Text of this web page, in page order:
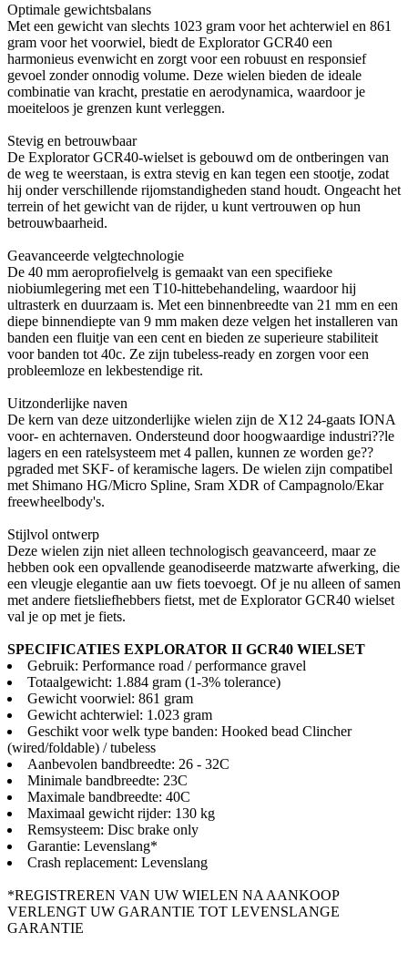
Optimale gewichtsbalans
Met een gewicht van slechts 1023 gram voor het achterwiel en 861
gram voor het voorwiel, biedt de Explorator GCR40 een
harmonieus evenwicht en zorgt voor een robuust en responsief
gevoel zonder onnodig volume. Deze wielen bieden de ideale
combinatie van kracht, prestatie en aerodynamica, waardoor je
moeiteloos je grenzen kunt verleggen.
Stevig en betrouwbaar
De Explorator GCR40-wielset is gebouwd om de ontberingen van
de weg te weerstaan, is extra stevig en kan tegen een stootje, zodat
hij onder verschillende rijomstandigheden stand houdt. Ongeacht het
terrein of het gewicht van de rijder, u kunt vertrouwen op hun
betrouwbaarheid.
Geavanceerde velgtechnologie
De 40 mm aeroprofielvelg is gemaakt van een specifieke
niobiumlegering met een T10-hittebehandeling, waardoor hij
ultrasterk en duurzaam is. Met een binnenbreedte van 21 mm en een
diepe binnendiepte van 9 mm maken deze velgen het installeren van
banden een fluitje van een cent en bieden ze superieure stabiliteit
voor banden tot 40c. Ze zijn tubeless-ready en zorgen voor een
probleemloze en lekbestendige rit.
Uitzonderlijke naven
De kern van deze uitzonderlijke wielen zijn de X12 24-gaats IONA
voor- en achternaven. Ondersteund door hoogwaardige industri??le
lagers en een ratelsysteem met 4 pallen, kunnen ze worden ge??
pgraded met SKF- of keramische lagers. De wielen zijn compatibel
met Shimano HG/Micro Spline, Sram XDR of Campagnolo/Ekar
freewheelbody's.
Stijlvol ontwerp
Deze wielen zijn niet alleen technologisch geavanceerd, maar ze
hebben ook een opvallende geanodiseerde matzwarte afwerking, die
een vleugje elegantie aan uw fiets toevoegt. Of je nu alleen of samen
met andere fietsliefhebbers fietst, met de Explorator GCR40 wielset
val je op met je fiets.
SPECIFICATIES EXPLORATOR II GCR40 WIELSET
Gebruik: Performance road / performance gravel
Totaalgewicht: 1.884 gram (1-3% tolerance)
Gewicht voorwiel: 861 gram
Gewicht achterwiel: 1.023 gram
Geschikt voor welk type banden: Hooked bead Clincher
(wired/foldable) / tubeless
Aanbevolen bandbreedte: 26 - 32C
Minimale bandbreedte: 23C
Maximale bandbreedte: 40C
Maximaal gewicht rijder: 130 kg
Remsysteem: Disc brake only
Garantie: Levenslang*
Crash replacement: Levenslang
*REGISTREREN VAN UW WIELEN NA AANKOOP
VERLENGT UW GARANTIE TOT LEVENSLANGE
GARANTIE